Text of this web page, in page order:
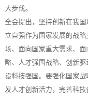
大步伐。
全会提出，坚持创新在我
立自强作为国家发展的战
场、面向国家重大需求、
略、人才强国战略、创新
设科技强国。要强化国家
发人才创新活力，完善科技